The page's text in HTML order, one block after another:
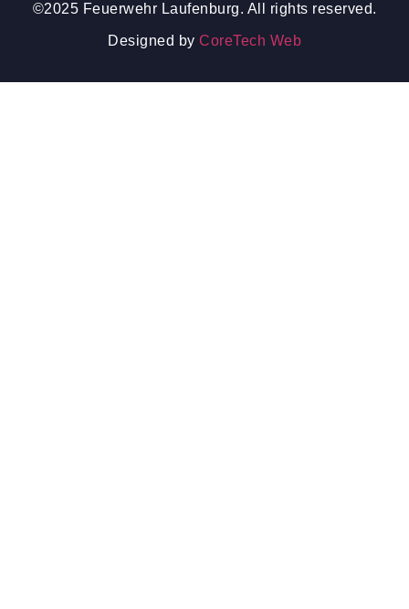
©2025 Feuerwehr Laufenburg. All rights reserved.
Designed by CoreTech Web